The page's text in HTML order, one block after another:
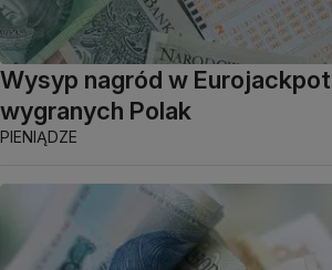
Wysyp nagród w
wygranych Polak
PIENIĄDZE